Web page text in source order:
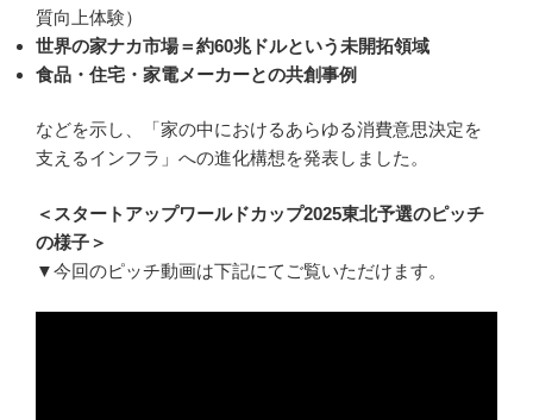
質向上体験）
世界の家ナカ市場＝約60兆ドルという未開拓領域
食品・住宅・家電メーカーとの共創事例
などを示し、「家の中におけるあらゆる消費意思決定を
支えるインフラ」への進化構想を発表しました。
＜スタートアップワールドカップ2025東北予選のピッチ
の様子＞
▼今回のピッチ動画は下記にてご覧いただけます。